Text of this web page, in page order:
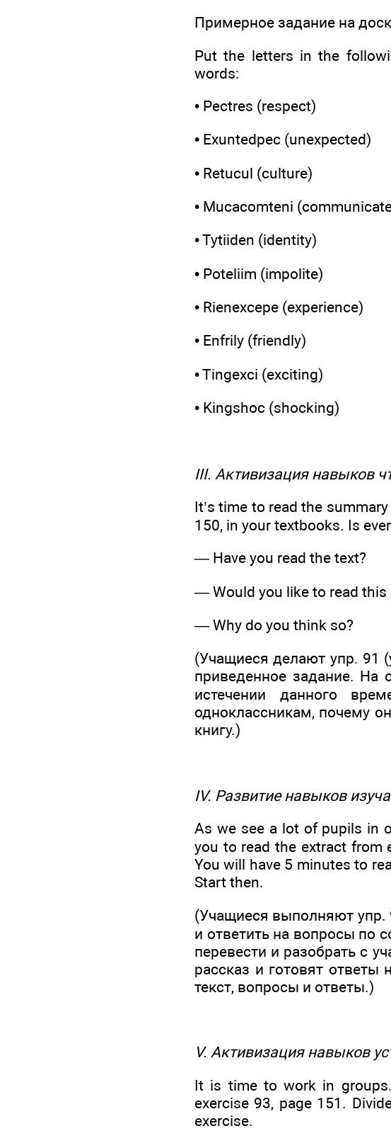
Примерное задание на
Put the letters in the
words:
• Pectres (respect)
• Exuntedpec (unexpected)
• Retucul (culture)
• Mucacomteni
• Tytiiden (identity)
• Poteliim (impolite)
• Rienexcepe (experience)
• Enfrily (friendly)
• Tingexci (exciting)
• Kingshoc (shocking)
III. Активизация навыков
It’s time to read the
150, in your textbooks. Is
— Have you read the text?
— Would you like to read this
— Why do you think so?
(Учащиеся делают упр. 91
приведенное задание. На
истечении данного
одноклассникам, почему
книгу.)
IV. Развитие навыков
As we see a lot of pupils in
you to read the extract from
You will have 5 minutes to
Start then.
(Учащиеся выполняют упр.
и ответить на вопросы по
перевести и разобрать с
рассказ и готовят
текст, вопросы и ответы.)
V. Активизация навыков
It is time to work in
exercise 93, page 151.
exercise.